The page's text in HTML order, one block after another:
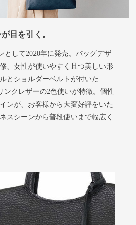
目を引く。
として2020年に発売。バッグデザ
、女性が使いやすく且つ美しい形
とショルダーベルトが付いた
ンクレザーの2色使いが特徴。個性
ンが、お客様から大変好評をいた
スシーンから普段使いまで幅広く